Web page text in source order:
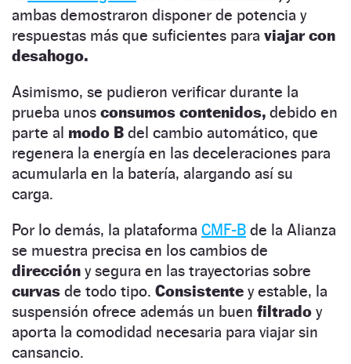
ambas demostraron disponer de potencia y
respuestas más que suficientes para viajar con
desahogo.
Asimismo, se pudieron verificar durante la
prueba unos consumos contenidos, debido en
parte al modo B del cambio automático, que
regenera la energía en las deceleraciones para
acumularla en la batería, alargando así su
carga.
Por lo demás, la plataforma CMF-B de la Alianza
se muestra precisa en los cambios de
dirección y segura en las trayectorias sobre
curvas de todo tipo. Consistente y estable, la
suspensión ofrece además un buen filtrado y
aporta la comodidad necesaria para viajar sin
cansancio.